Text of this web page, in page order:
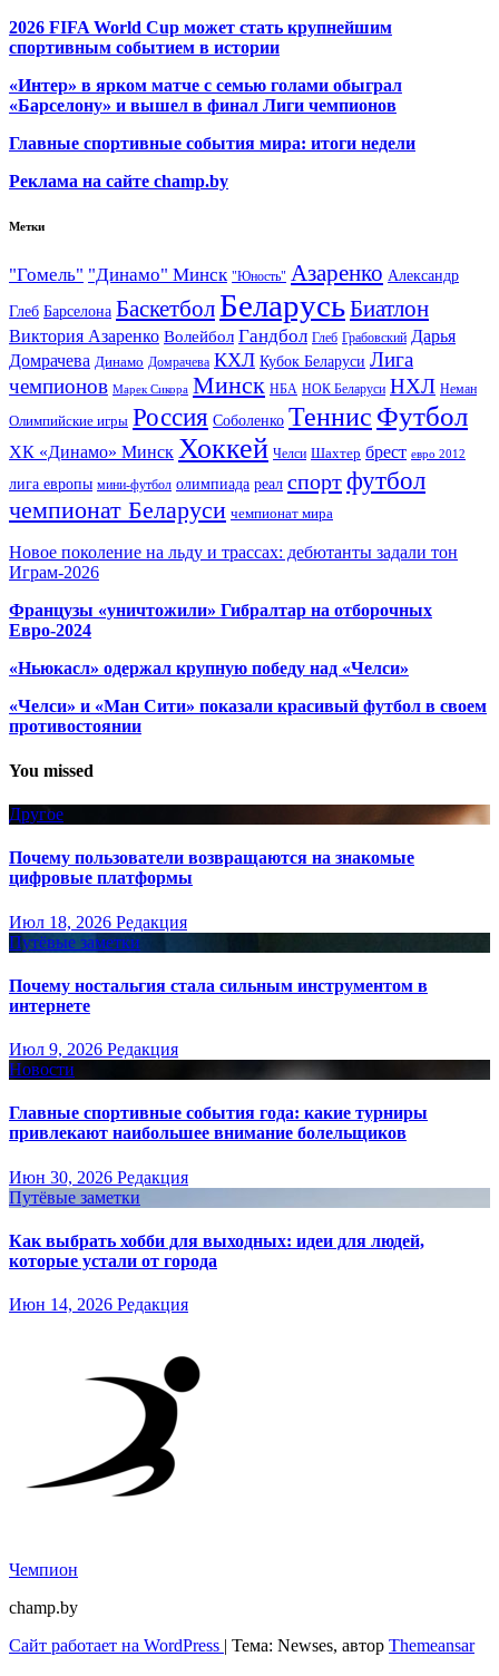
2026 FIFA World Cup может стать крупнейшим
спортивным событием в истории
«Интер» в ярком матче с семью голами обыграл
«Барселону» и вышел в финал Лиги чемпионов
Главные спортивные события мира: итоги недели
Реклама на сайте champ.by
Метки
"Гомель" "Динамо" Минск "Юность" Азаренко Александр
Глеб Барселона БаскетболБеларусьБиатлон
Виктория Азаренко Волейбол Гандбол Глеб Грабовский Дарья
Домрачева Динамо Домрачева КХЛ Кубок Беларуси Лига
чемпионов Марек Сикора Минск НБА НОК Беларуси НХЛ Неман
Олимпийские игры Россия Соболенко Теннис Футбол
ХК «Динамо» Минск Хоккей Челси Шахтер брест евро 2012
лига европы мини-футбол олимпиада реал спортфутбол
чемпионат Беларуси чемпионат мира
Новое поколение на льду и трассах: дебютанты задали тон
Играм-2026
Французы «уничтожили» Гибралтар на отборочных
Евро-2024
«Ньюкасл» одержал крупную победу над «Челси»
«Челси» и «Ман Сити» показали красивый футбол в своем
противостоянии
You missed
Другое
Почему пользователи возвращаются на знакомые
цифровые платформы
Июл 18, 2026 Редакция
Путёвые заметки
Почему ностальгия стала сильным инструментом в
интернете
Июл 9, 2026 Редакция
Новости
Главные спортивные события года: какие турниры
привлекают наибольшее внимание болельщиков
Июн 30, 2026 Редакция
Путёвые заметки
Как выбрать хобби для выходных: идеи для людей,
которые устали от города
Июн 14, 2026 Редакция
Чемпион
champ.by
Сайт работает на WordPress | Тема: Newses, автор Themeansar